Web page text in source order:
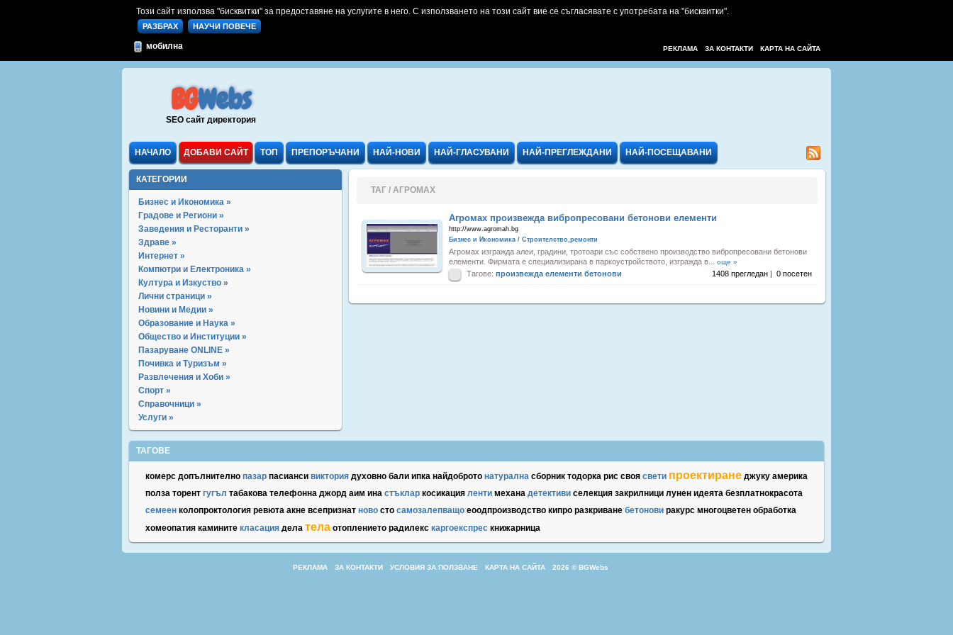
Този сайт използва "бисквитки" за предоставяне на услугите в него. С използването на този сайт вие се съгласявате с употребата на "бисквитки".
РАЗБРАХ НАУЧИ ПОВЕЧЕ
мобилна КАРТА НА САЙТА
ЗА КОНТАКТИ
РЕКЛАМА
BGWebs
SEO сайт директория
НАЧАЛО ДОБАВИ САЙТ ТОП ПРЕПОРЪЧАНИ НАЙ-НОВИ НАЙ-ГЛАСУВАНИ НАЙ-ПРЕГЛЕЖДАНИ НАЙ-ПОСЕЩАВАНИ
КАТЕГОРИИ
Бизнес и Икономика »
Градове и Региони »
Заведения и Ресторанти »
Здраве »
Интернет »
Компютри и Електроника »
Култура и Изкуство »
Лични страници »
Новини и Медии »
Образование и Наука »
Общество и Институции »
Пазаруване ONLINE »
Почивка и Туризъм »
Развлечения и Хоби »
Спорт »
Справочници »
Услуги »
ТАГ / АГРОМАХ
Агромах произвежда вибропресовани бетонови елементи
http://www.agromah.bg
Бизнес и Икономика / Строителство,ремонти
Агромах изгражда алеи, градини, тротоари със собствено производство вибропресовани бетонови
елементи. Фирмата е специализирана в паркоустройството, изгражда в... още »
Тагове: произвежда елементи бетонови 1408 прегледан | 0 посетен
ТАГОВЕ
комерс допълнително пазар пасианси виктория духовно бали ипка найдоброто натурална сборник тодорка рис своя свети проектиране джуку америка
полза торент гугъл табакова телефонна джорд аим ина стъклар косикация ленти механа детективи селекция закрилници лунен идеята безплатнокрасота
семеен колопроктология ревюта акне всепризнат ново сто самозалепващо еоодпроизводство кипро разкриване бетонови ракурс многоцветен обработка
хомеопатия камините класация дела тела отоплението радилекс каргоекспрес книжарница
РЕКЛАМА ЗА КОНТАКТИ УСЛОВИЯ ЗА ПОЛЗВАНЕ КАРТА НА САЙТА 2026 © BGWebs